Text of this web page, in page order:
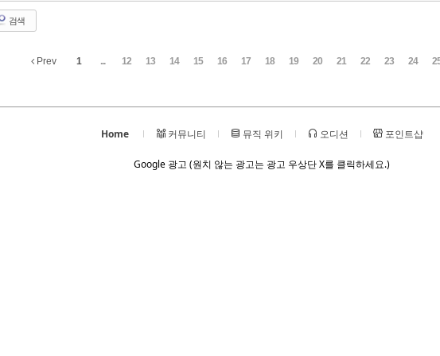
검색
Prev 1 ... 12 13 14 15 16 17 18 19 20 21 22 23 24
Home 커뮤니티 뮤직 위키 오디션 포인트샵
Google 광고 (원치 않는 광고는 광고 우상단 X를 클릭하세요.)